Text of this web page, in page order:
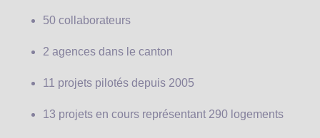
50 collaborateurs
2 agences dans le canton
11 projets pilotés depuis 2005
13 projets en cours représentant 290 logements